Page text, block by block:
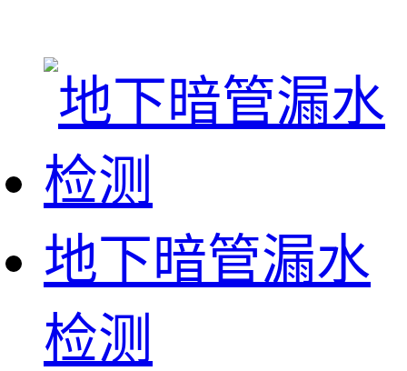
地下暗管漏水
检测